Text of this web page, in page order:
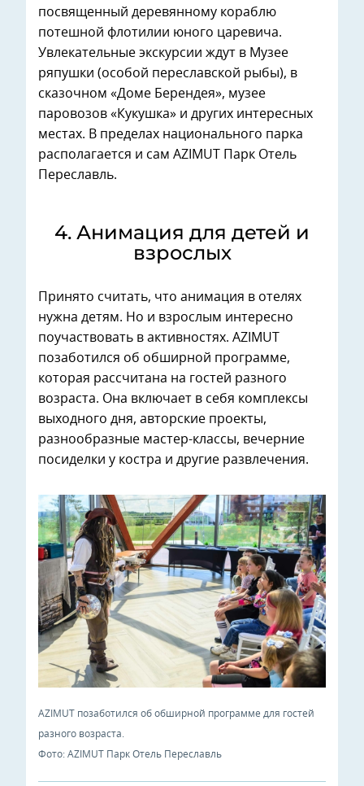
посвященный деревянному кораблю
потешной флотилии юного царевича.
Увлекательные экскурсии ждут в Музее
ряпушки (особой переславской рыбы), в
сказочном «Доме Берендея», музее
паровозов «Кукушка» и других интересных
местах. В пределах национального парка
располагается и сам AZIMUT Парк Отель
Переславль.
4. ⁠Анимация для детей и
взрослых
Принято считать, что анимация в отелях
нужна детям. Но и взрослым интересно
поучаствовать в активностях. AZIMUT
позаботился об обширной программе,
которая рассчитана на гостей разного
возраста. Она включает в себя комплексы
выходного дня, авторские проекты,
разнообразные мастер-классы, вечерние
посиделки у костра и другие развлечения.
AZIMUT позаботился об обширной программе для гостей
разного возраста.
Фото: AZIMUT Парк Отель Переславль